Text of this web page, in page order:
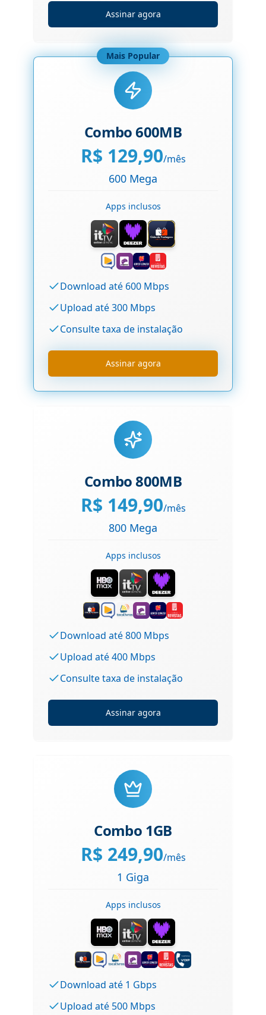
Assinar agora
Mais Popular
Combo 600MB
R$ 129,90/mês
600 Mega
Apps inclusos
Download até 600 Mbps
Upload até 300 Mbps
Consulte taxa de instalação
Assinar agora
Combo 800MB
R$ 149,90/mês
800 Mega
Apps inclusos
Download até 800 Mbps
Upload até 400 Mbps
Consulte taxa de instalação
Assinar agora
Combo 1GB
R$ 249,90/mês
1 Giga
Apps inclusos
Download até 1 Gbps
Upload até 500 Mbps